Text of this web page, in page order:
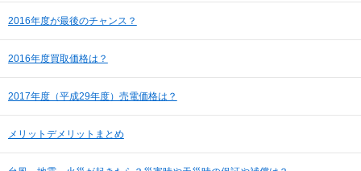
2016年度が最後のチャンス？
2016年度買取価格は？
2017年度（平成29年度）売電価格は？
メリットデメリットまとめ